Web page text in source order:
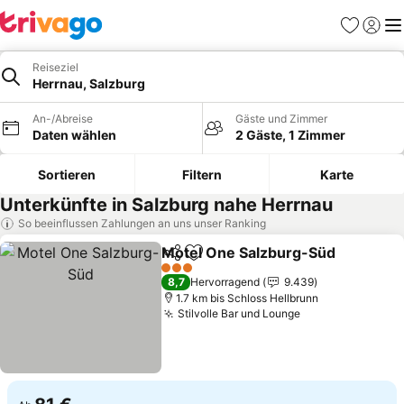
Favoriten
Reiseziel
Herrnau, Salzburg
An-/Abreise
Daten wählen
Gäste und Zimmer
2 Gäste, 1 Zimmer
Sortieren Filtern Karte
Unterkünfte in Salzburg nahe Herrnau
So beeinflussen Zahlungen an uns unser Ranking
TeilenZu Favoriten hinzufügen
Motel One Salzburg-Süd
3 Sterne
8,7 Hervorragend
9.439
1.7 km bis Schloss Hellbrunn
Stilvolle Bar und LoungePreise sehen